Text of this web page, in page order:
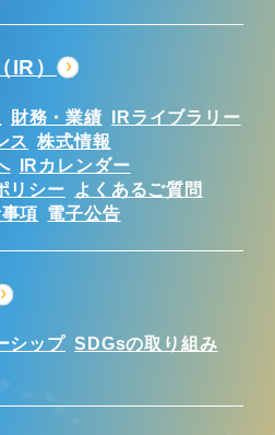
）
財務・業績 IRライブラリー
ス 株式情報
IRカレンダー
リシー
よくあるご質問
項 電子公告
シップ SDGsの取り組み